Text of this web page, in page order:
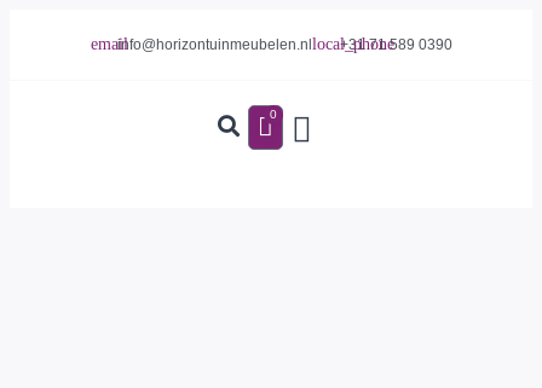
info@horizontuinmeubelen.nl +31 71 589 0390
0